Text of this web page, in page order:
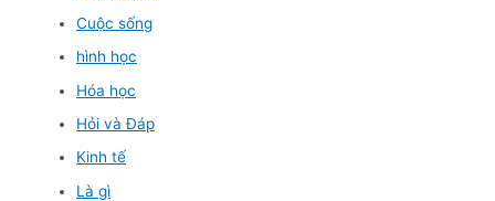
Cuộc sống
hình học
Hóa học
Hỏi và Đáp
Kinh tế
Là gì